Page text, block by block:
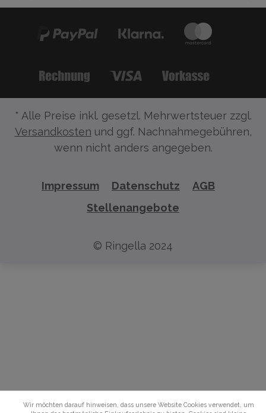
* Alle Preise inkl. gesetzl. Mehrwertsteuer zzgl.
Versandkosten und ggf. Nachnahmegebühren,
wenn nicht anders angegeben.
Impressum Datenschutz
AGB
Stellenangebote
© Ringella 2024
Wir möchten darauf hinweisen, dass unsere Website Cookies verwendet, um